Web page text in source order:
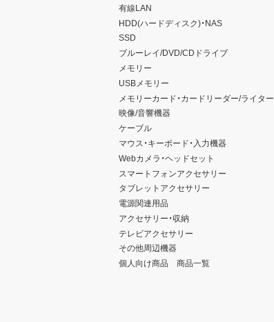
有線LAN
HDD(ハードディスク)・NAS
SSD
ブルーレイ/DVD/CDドライブ
メモリー
USBメモリー
メモリーカード・カードリーダー/ライター
映像/音響機器
ケーブル
マウス・キーボード・入力機器
Webカメラ・ヘッドセット
スマートフォンアクセサリー
タブレットアクセサリー
電源関連用品
アクセサリー・収納
テレビアクセサリー
その他周辺機器
個人向け商品 商品一覧